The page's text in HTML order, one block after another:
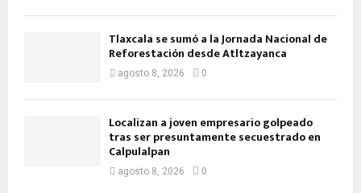
Tlaxcala se sumó a la Jornada Nacional de
Reforestación desde Atltzayanca
agosto 8, 2026 0
Localizan a joven empresario golpeado
tras ser presuntamente secuestrado en
Calpulalpan
agosto 8, 2026 0